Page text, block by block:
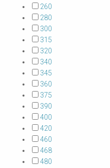
260
280
300
315
320
340
345
360
375
390
400
420
460
468
480